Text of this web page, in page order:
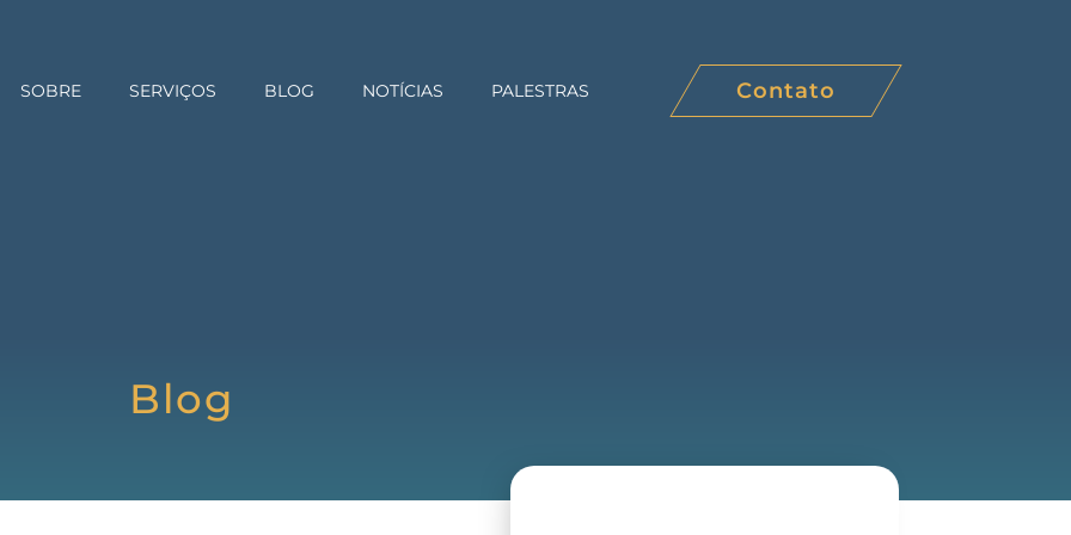
SOBRE SERVIÇOS BLOG NOTÍCIAS PALESTRAS Contato
Blog